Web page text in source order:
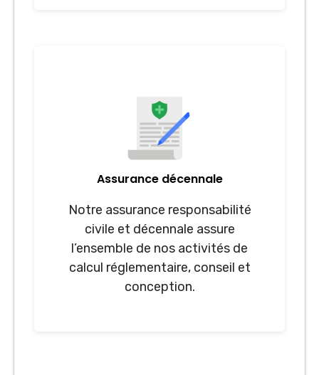
Assurance décennale
Notre assurance responsabilité
civile et décennale assure
l’ensemble de nos activités de
calcul réglementaire, conseil et
conception.